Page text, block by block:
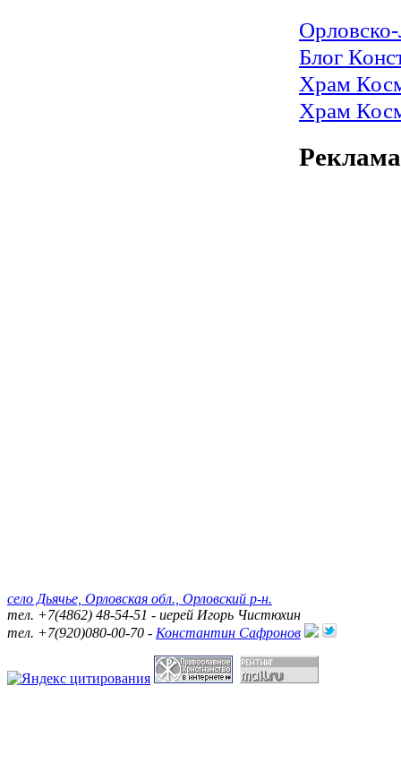
Блог
Храм
Храм
Реклама
село Дьячье, Орловская обл., Орловский р-н.
тел. +7(4862) 48-54-51 - иерей Игорь Чистюхин
тел. +7(920)080-00-70 - Константин Сафронов